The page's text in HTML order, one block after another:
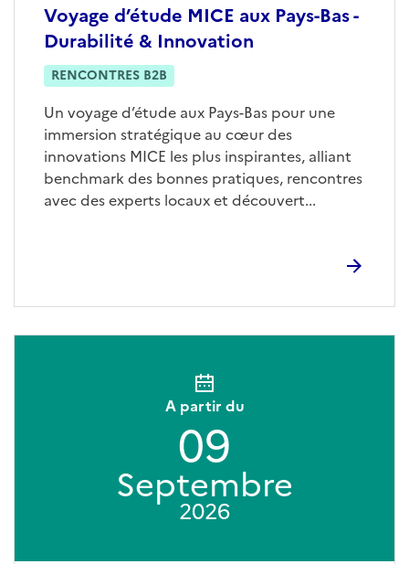
Voyage d’étude MICE aux Pays-Bas -
Durabilité & Innovation
RENCONTRES B2B
Un voyage d’étude aux Pays-Bas pour une
immersion stratégique au cœur des
innovations MICE les plus inspirantes, alliant
benchmark des bonnes pratiques, rencontres
avec des experts locaux et découvert...
A partir du
09
Septembre
2026